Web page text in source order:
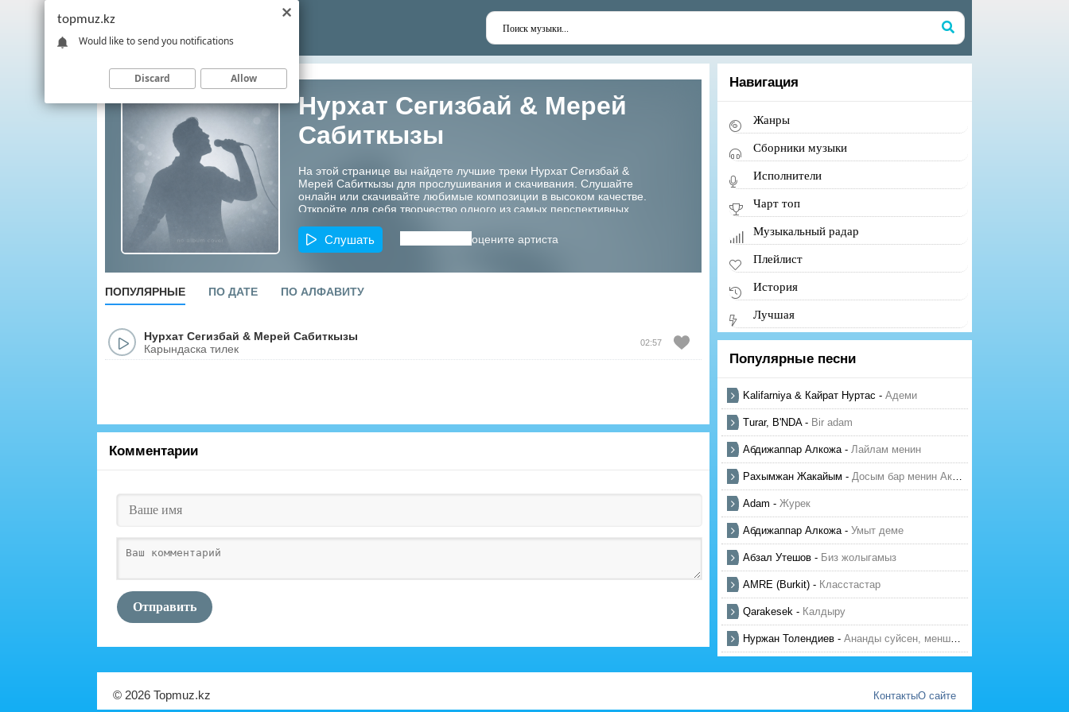
Нурхат Сегизбай & Мерей
Сабиткызы
На этой странице вы найдете лучшие треки Нурхат Сегизбай &
Мерей Сабиткызы для прослушивания и скачивания. Слушайте
онлайн или скачивайте любимые композиции в высоком качестве.
Откройте для себя творчество одного из самых перспективных
Слушать оцените артиста
ПОПУЛЯРНЫЕ ПО ДАТЕ ПО АЛФАВИТУ
Нурхат Сегизбай & Мерей Сабиткызы
Карындаска тилек
02:57
Комментарии
Отправить
Навигация
Жанры
Сборники музыки
Исполнители
Чарт топ
Музыкальный радар
Плейлист
История
Лучшая
Популярные песни
Kalifarniya & Кайрат Нуртас - Адеми
Turar, B'NDA- Bir adam
Абдижаппар Алкожа- Лайлам менин
Рахымжан Жакайым - Досым бар менин Актауда
Adam - Журек
Абдижаппар Алкожа- Умыт деме
Абзал Утешов - Биз жолыгамыз
AMRE (Burkit) - Класстастар
Qarakesek - Калдыру
Нуржан Толендиев - Ананды суйсен, менше суй
© 2026 Topmuz.kz КонтактыО сайте
topmuz.kz
Would like to send you notifications
Discard Allow